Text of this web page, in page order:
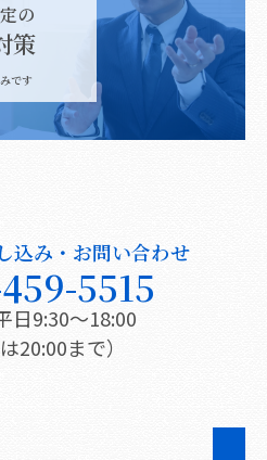
の
策
です
込み・お問い合わせ
5515
日9:30〜18:00
20:00まで）